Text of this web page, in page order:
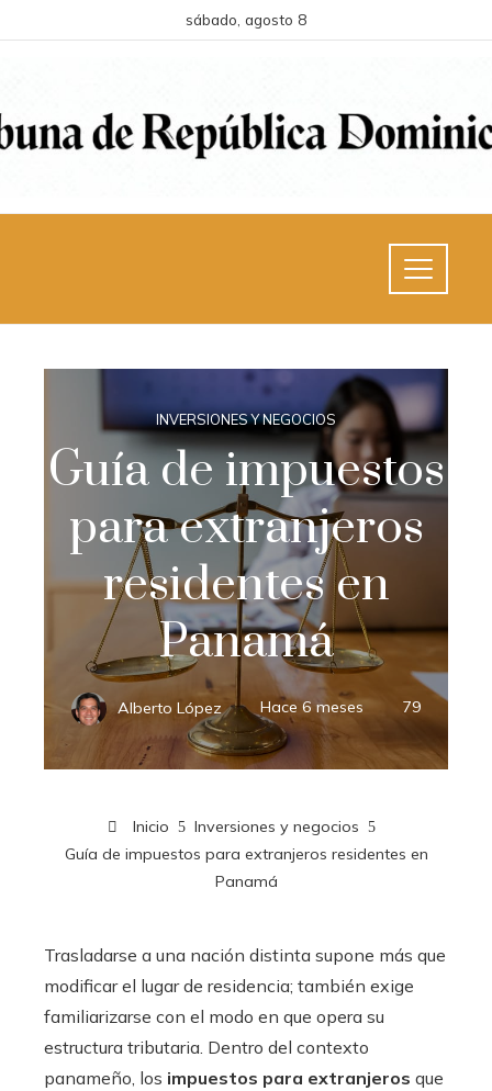
sábado, agosto 8
INVERSIONES Y NEGOCIOS
Guía de impuestos
para extranjeros
residentes en
Panamá
Alberto López Hace 6 meses 79
Inicio
Inversiones y negocios
Guía de impuestos para extranjeros residentes en
Panamá
Trasladarse a una nación distinta supone más que
modificar el lugar de residencia; también exige
familiarizarse con el modo en que opera su
estructura tributaria. Dentro del contexto
panameño, los impuestos para extranjeros que